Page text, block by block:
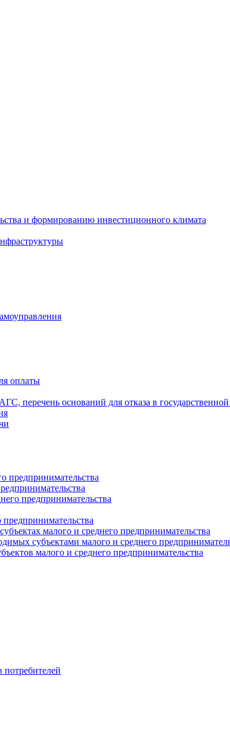
и формированию инвестиционного климата
оплаты
перечень оснований для отказа в
предпринимательства
предпринимательства
малого и среднего предпринимательства
субъектами малого и среднего
малого и среднего предпринимательства
потребителей